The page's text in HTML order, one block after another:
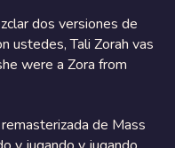
dos versiones de
ustedes, Tali Zorah vas
were a Zora from
de Mass